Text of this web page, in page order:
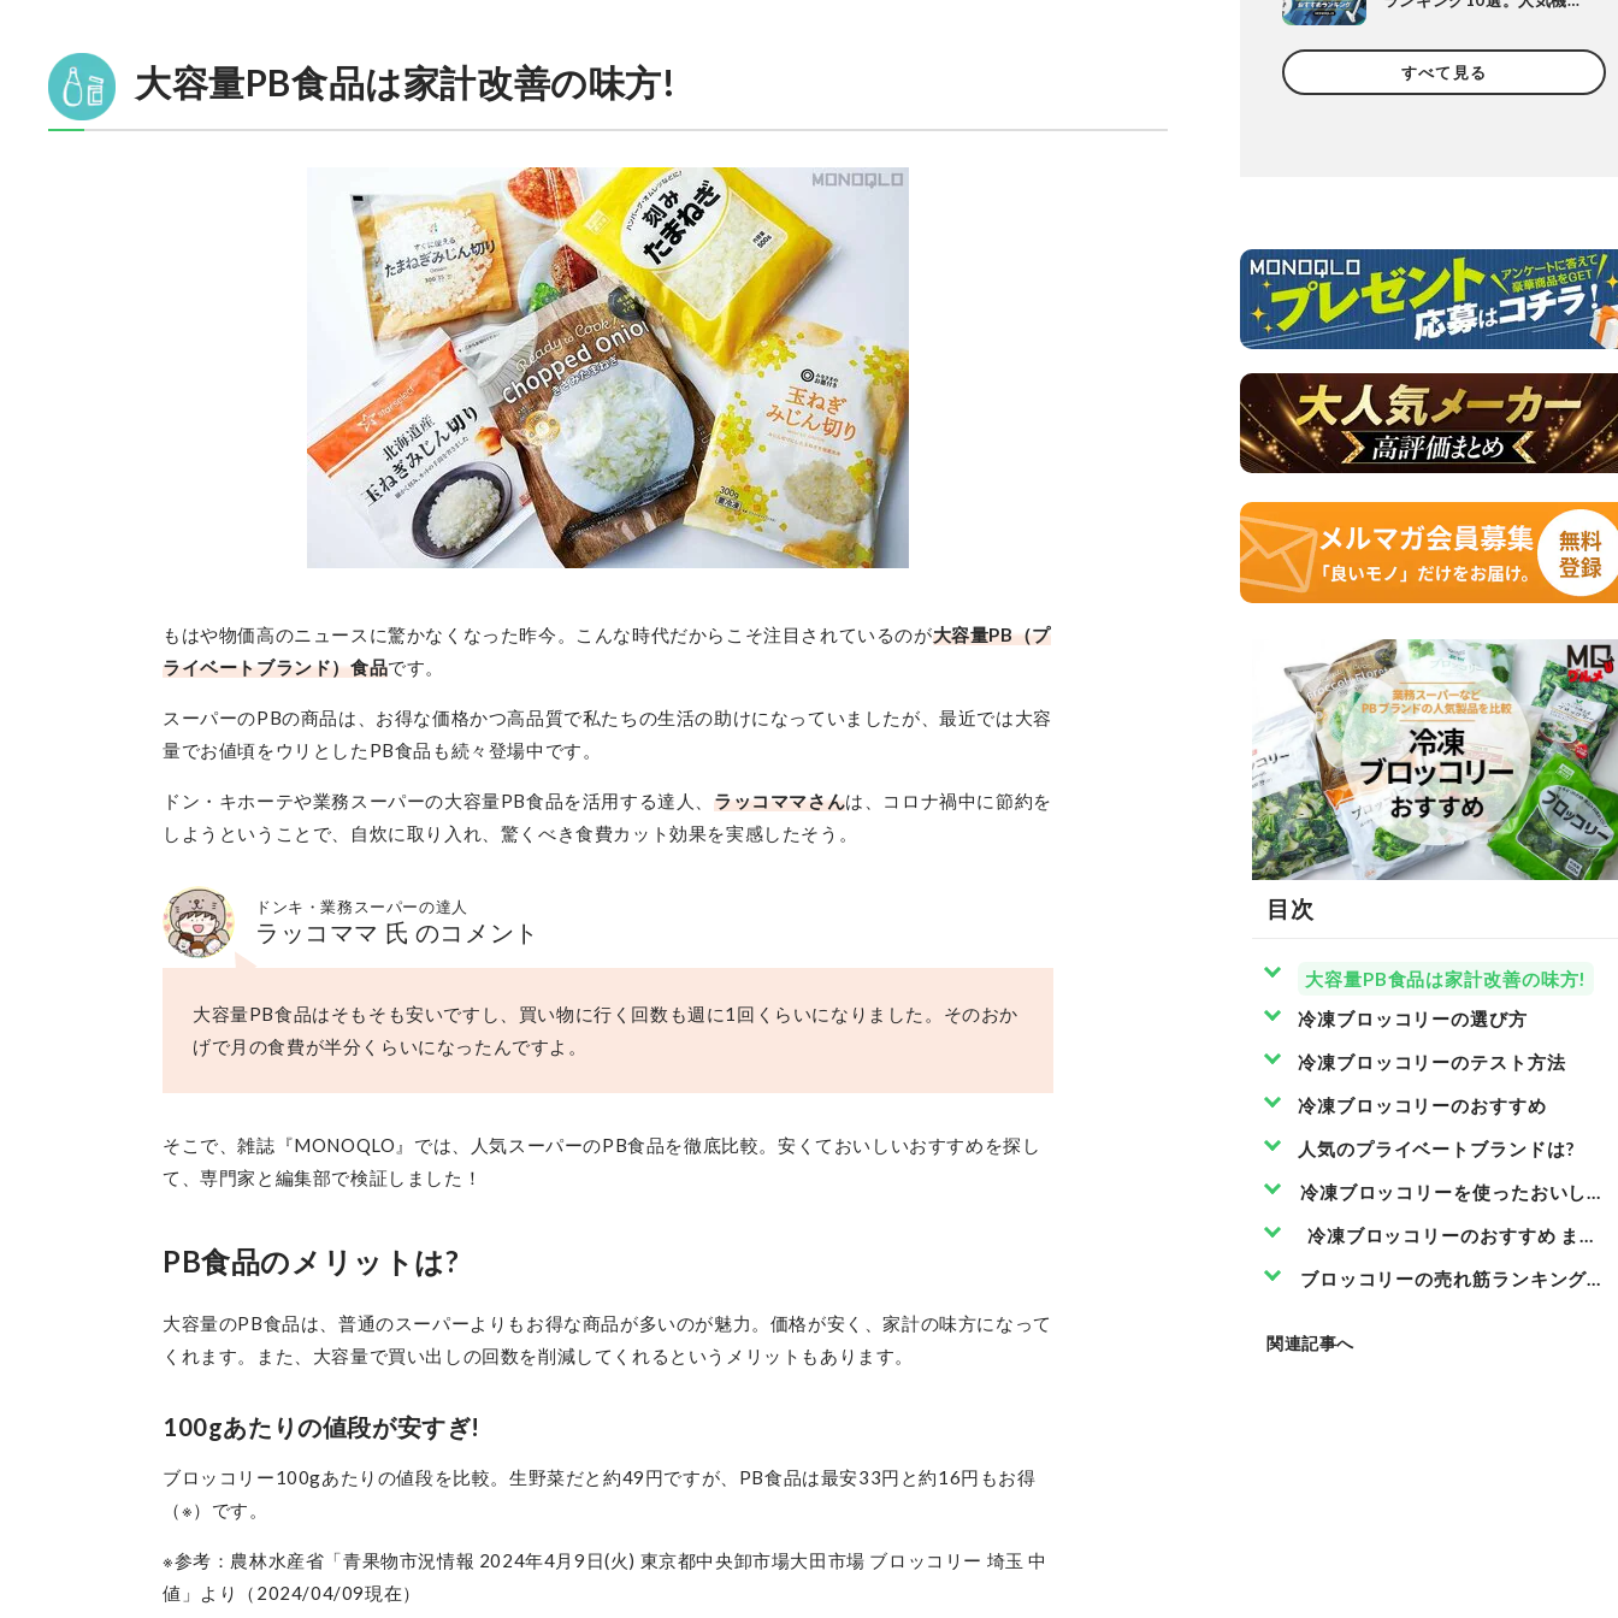
大容量PB食品は家計改善の味方!
もはや物価高のニュースに驚かなくなった昨今。こんな時代だからこそ注目されているのが大容量PB（プ
ライベートブランド）食品です。
スーパーのPBの商品は、お得な価格かつ高品質で私たちの生活の助けになっていましたが、最近では大容
量でお値頃をウリとしたPB食品も続々登場中です。
ドン・キホーテや業務スーパーの大容量PB食品を活用する達人、ラッコママさんは、コロナ禍中に節約を
しようということで、自炊に取り入れ、驚くべき食費カット効果を実感したそう。
ドンキ・業務スーパーの達人
ラッコママ 氏 のコメント
大容量PB食品はそもそも安いですし、買い物に行く回数も週に1回くらいになりました。そのおか
げで月の食費が半分くらいになったんですよ。
そこで、雑誌『MONOQLO』では、人気スーパーのPB食品を徹底比較。安くておいしいおすすめを探し
て、専門家と編集部で検証しました！
PB食品のメリットは?
大容量のPB食品は、普通のスーパーよりもお得な商品が多いのが魅力。価格が安く、家計の味方になって
くれます。また、大容量で買い出しの回数を削減してくれるというメリットもあります。
100gあたりの値段が安すぎ!
ブロッコリー100gあたりの値段を比較。生野菜だと約49円ですが、PB食品は最安33円と約16円もお得
（※）です。
※参考：農林水産省「青果物市況情報 2024年4月9日(火) 東京都中央卸市場大田市場 ブロッコリー 埼玉 中
値」より（2024/04/09現在）
すべて見る
目次
大容量PB食品は家計改善の味方!
冷凍ブロッコリーの選び方
冷凍ブロッコリーのテスト方法
冷凍ブロッコリーのおすすめ
人気のプライベートブランドは?
冷凍ブロッコリーを使ったおいしい
冷凍ブロッコリーのおすすめ まとめ
ブロッコリーの売れ筋ランキングも
関連記事へ